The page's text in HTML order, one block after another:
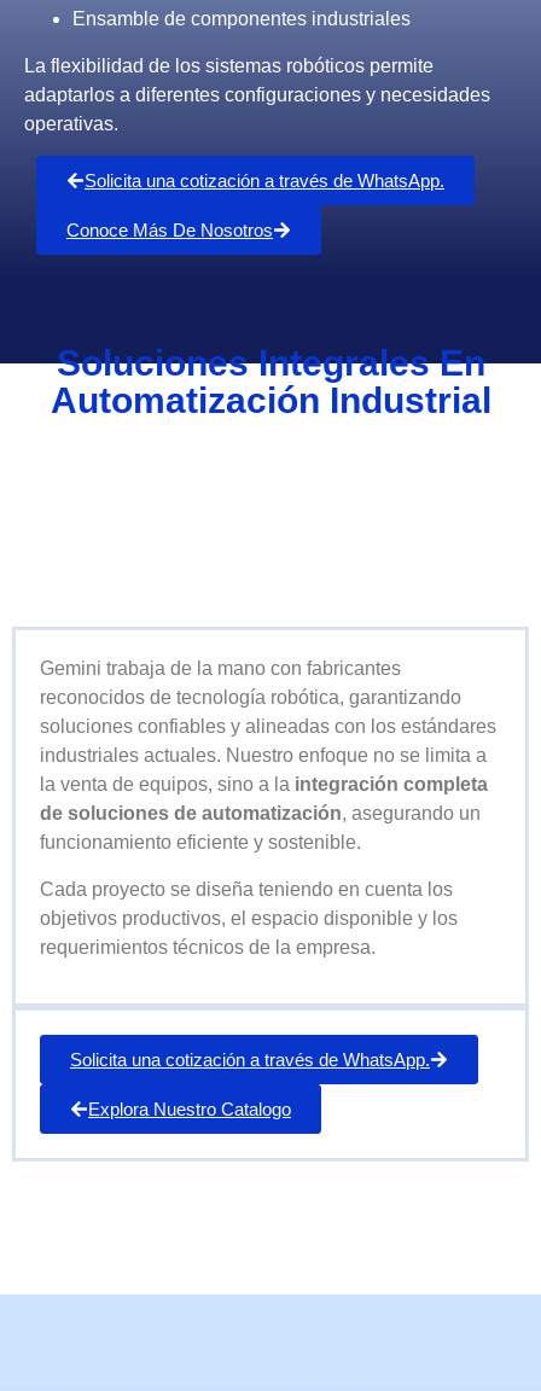
Ensamble de componentes industriales
La flexibilidad de los sistemas robóticos permite
adaptarlos a diferentes configuraciones y necesidades
operativas.
Solicita una cotización a través de WhatsApp.
Conoce Más De Nosotros
Soluciones Integrales En
Automatización Industrial
Gemini trabaja de la mano con fabricantes
reconocidos de tecnología robótica, garantizando
soluciones confiables y alineadas con los estándares
industriales actuales. Nuestro enfoque no se limita a
la venta de equipos, sino a la integración completa
de soluciones de automatización, asegurando un
funcionamiento eficiente y sostenible.
Cada proyecto se diseña teniendo en cuenta los
objetivos productivos, el espacio disponible y los
requerimientos técnicos de la empresa.
Solicita una cotización a través de WhatsApp.
Explora Nuestro Catalogo